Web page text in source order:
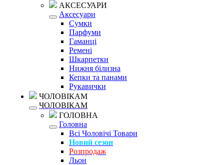
АКСЕСУАРИ
Аксесуари
Сумки
Парфуми
Гаманці
Ремені
Шкарпетки
Нижня білизна
Кепки та панами
Рукавички
ЧОЛОВІКАМ
ЧОЛОВІКАМ
ГОЛОВНА
Головна
Всі Чоловічі Товари
Новий сезон
Розпродаж
Льон